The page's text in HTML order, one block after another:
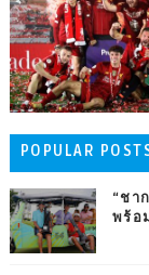
POPULAR
“ชา
พร้อ